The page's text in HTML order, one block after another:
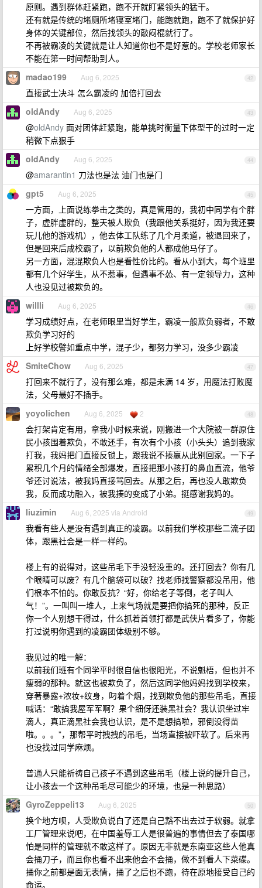
原则。遇到群体赶紧跑，跑不开就盯紧领头的猛干。
还有就是传统的堵厕所堵寝室堵门，能跑就跑，跑不了就保护好
身体的关键部位，然后找领头的敲闷棍就行了。
不再被霸凌的关键就是让人知道你也不是好惹的。学校老师家长
不能在第一时间帮助到人。
42
madao199 Aug 6, 2025
直接武士决斗 怎么霸凌的 加倍打回去
43
oldAndy Aug 6, 2025
@oldAndy 面对团体赶紧跑，能单挑时衡量下体型干的过时一定
稍微下点狠手
44
oldAndy Aug 6, 2025
@amarantin1 刀法也是法 油门也是门
45
gpt5 Aug 6, 2025
一方面，上面说练拳击之类的，真是管用的，我初中同学有个胖
子，虚胖虚胖的，整天被人欺负（我跟他关系挺好，因为我还要
玩儿他的游戏机），他去体工队练了几个月柔道，被退回来了，
但是回来后成校霸了，以前欺负他的人都成他马仔了。
另一方面，混混欺负人也是看性价比的。看从小到大，每个班里
都有几个好学生，从不惹事，但遇事不怂、有一定领导力，这种
人也没见过被欺负的。
46
willli Aug 6, 2025
学习成绩好点，在老师眼里当好学生，霸凌一般欺负弱者，不敢
欺负学习好的
上好学校譬如重点中学，混子少，都努力学习，没多少霸凌
47
SmiteChow Aug 6, 2025
打回来不就行了，没有那么难，都是未满 14 岁，用魔法打败魔
法，父母最好不插手。
48
yoyolichen Aug 6, 2025 2
会打架肯定有用，拿我小时候来说，刚搬进一个大院被一群原住
民小孩围着欺负，不敢还手，有次有个小孩（小头头）追到我家
打我，我妈把门直接反锁上，跟我说不揍赢从此别回家。一下子
累积几个月的情绪全部爆发，直接把那小孩打的鼻血直流，他爷
爷还讨说法，被我妈直接骂回去。从那之后，再也没人敢欺负
我，反而成功融入，被我揍的变成了小弟。挺感谢我妈的。
49
liuzimin Aug 6, 2025 via Android
我看有些人是没有遇到真正的凌霸。以前我们学校那些二流子团
体，跟黑社会是一样一样的。
楼上有的说得对，这些吊毛下手没轻没重的。还打回去？你有几
个眼睛可以废？有几个脑袋可以破？找老师找警察都没吊用，他
们根本不怕的。你敢反抗？“好，你给老子等倒，老子叫人
气！”。一叫叫一堆人，上来气场就是要把你搞死的那种，反正
你一个人别想干得过，什么抓着首领打都是武侠片看多了，你能
打过说明你遇到的凌霸团体级别不够。
我见过的唯一解：
以前我们班有个同学平时很自信也很阳光，不说魁梧，但也并不
瘦弱的那种。就这也被欺负了，然后这同学他妈妈找到学校来，
穿著暴露+浓妆+纹身，叼着个烟，找到欺负他的那些吊毛，直接
喊话：“敢搞我屋军军啊？果个细伢还装黑社会？我认识坐过牢
滴人，真正滴黑社会我也认识，是不是想搞啦，邪倒没得苗
啦。。。”，那帮平时拽拽的吊毛，当场直接被吓软了。后来再
也没找过同学麻烦。
普通人只能祈祷自己孩子不遇到这些吊毛（楼上说的提升自己，
让小孩去一个这种吊毛尽可能少的环境，也是一种思路）
50
GyroZeppeli13 Aug 6, 2025
换个地方呗，人受欺负说白了还是自己豁不出去过于软弱。就拿
工厂管理来说吧，在中国羞辱工人是很普遍的事情但去了泰国哪
怕是同样的管理就不敢这样了。原因无非就是东南亚这些人他真
会捅刀子，而且你也看不出来他会不会捅，做不到看人下菜碟。
捅你之前都是面无表情，捅了之后也不跑，待在原地接受自己的
命运。